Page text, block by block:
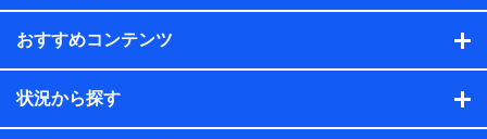
保険契約情報
当社または株式会社NTTドコモ・フィナンシャルグルー
プが取得し、又は保有する保険契約に関する情報。例と
して、保険契約者及び被保険者の氏名、住所、生年月
日、性別、保険契約者と被保険者の関係、保険加入の目
おすすめコンテンツ
状況から探す